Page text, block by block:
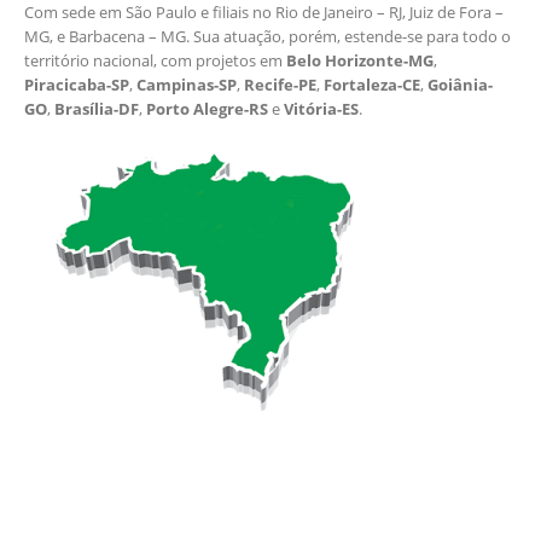
Com sede em São Paulo e filiais no Rio de Janeiro – RJ, Juiz de Fora –
MG, e Barbacena – MG. Sua atuação, porém, estende-se para todo o
território nacional, com projetos em Belo Horizonte-MG,
Piracicaba-SP,Campinas-SP, Recife-PE, Fortaleza-CE,Goiânia-
GO, Brasília-DF, Porto Alegre-RSeVitória-ES.